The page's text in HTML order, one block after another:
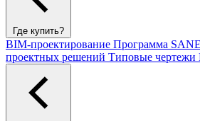
Где купить?
BIM-проектирование Программа
проектных решений Типовые